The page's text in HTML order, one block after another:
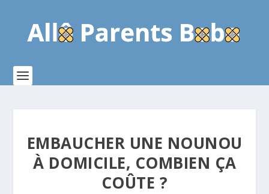
EMBAUCHER UNE NOUNOU
À DOMICILE, COMBIEN ÇA
COÛTE ?